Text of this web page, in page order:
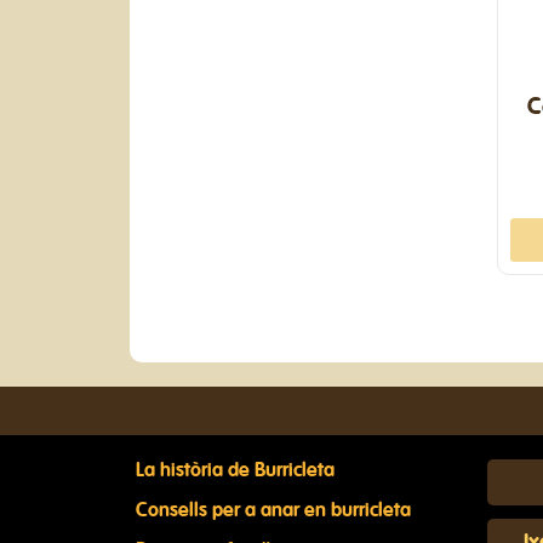
La història de Burricleta
Consells per a anar en burricleta